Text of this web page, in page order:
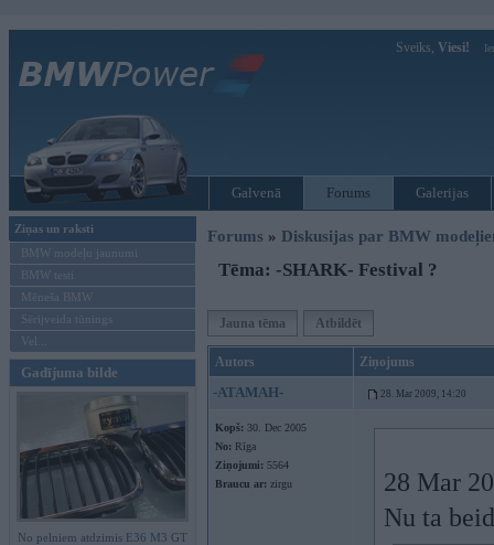
Sveiks, Viesi!
Galvenā Forums Galerijas
Ziņas un raksti
BMW modeļu jaunumi
BMW testi
Mēneša BMW
Sērijveida tūnings
Vel...
Gadījuma bilde
No pelniem atdzimis E36 M3 GT
Forums » Diskusijas par BMW
Tēma: -SHARK- Festival ?
Jauna tēma Atbildēt
Autors Ziņojums
-ATAMAH- 28. Mar 2009, 14:20
Kopš: 30. Dec 2005
No: Rīga
Ziņojumi: 5564
Braucu ar: zirgu
28 Mar
Nu ta